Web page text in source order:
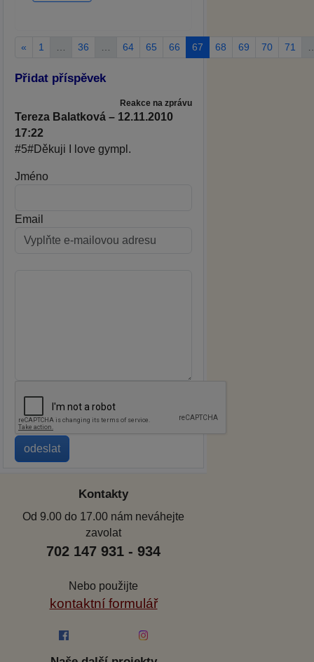
« 1 36 64 65 66 67 68 69 70 71
Přidat příspěvek
Reakce na zprávu
Tereza Balatková – 12.11.2010
17:22
#5#Děkuji I love gympl.
Jméno
Email
Kontakty
Od 9.00 do 17.00 nám neváhejte
zavolat
702 147 931 - 934
Nebo použijte
kontaktní formulář